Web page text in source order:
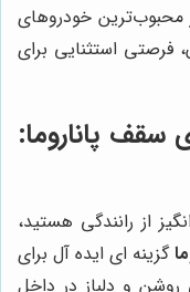
محبوب‌ترین خودروهای
فرصتی استثنایی برای
دنده ای سقف پاناروما:
از رانندگی هستید،
گزینه ای ایده آل برای
و دلباز در داخل